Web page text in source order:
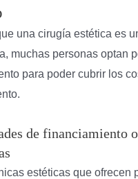
una cirugía estética es
muchas personas optan
para poder cubrir los
de financiamiento
estéticas que ofrecen